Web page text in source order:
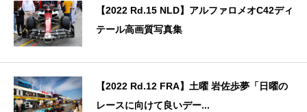
【2022 Rd.15 NLD】アルファロメオC42ディ
テール高画質写真集
【2022 Rd.12 FRA】土曜 岩佐歩夢「日曜の
レースに向けて良いデー...